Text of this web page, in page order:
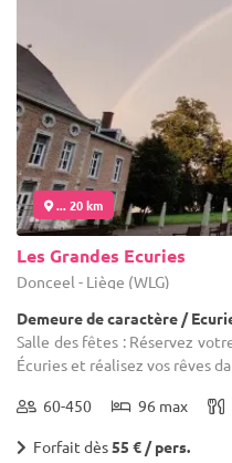
... 20 km
Les Grandes Ecuries
Donceel - Liège (WLG)
Demeure de caractère /
Salle des fêtes : Réservez
Écuries et réalisez vos rêves
60-450 96 max
Forfait dès55 € / pers.